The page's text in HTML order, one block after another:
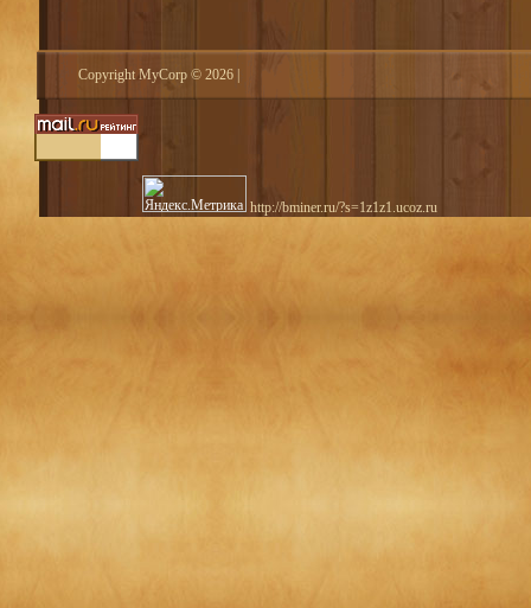
Copyright MyCorp © 2026
http://bminer.ru/?s=1z1z1.ucoz.ru